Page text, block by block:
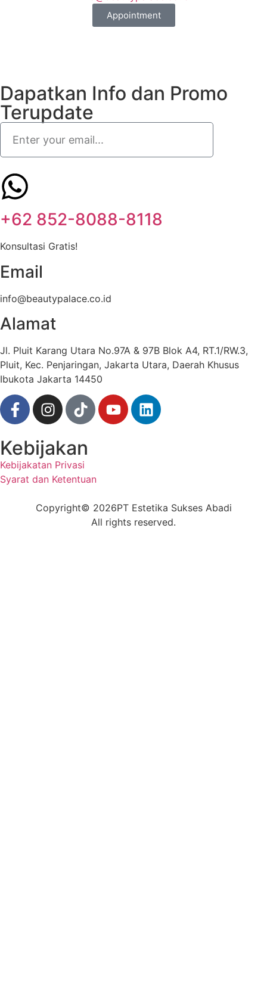
Appointment
Dapatkan Info dan Promo
Terupdate
+62 852-8088-8118
Konsultasi Gratis!
Email
info@beautypalace.co.id
Alamat
Jl. Pluit Karang Utara No.97A & 97B Blok A4, RT.1/RW.3,
Pluit, Kec. Penjaringan, Jakarta Utara, Daerah Khusus
Ibukota Jakarta 14450
Kebijakan
Kebijakatan Privasi
Syarat dan Ketentuan
Copyright© 2026PT Estetika Sukses Abadi
All rights reserved.